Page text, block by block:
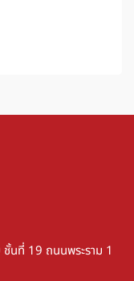
ไขปัญหา
ญหาฝุ่นควัน ผ่าน